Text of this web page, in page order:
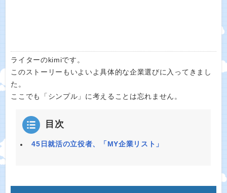
ライターのkimiです。
このストーリーもいよいよ具体的な企業選びに入ってきまし
た。
ここでも「シンプル」に考えることは忘れません。
目次
45日就活の立役者、「MY企業リスト」